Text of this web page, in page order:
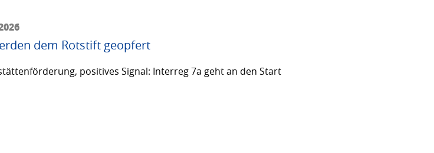
dem Rotstift geopfert
positives Signal: Interreg 7a geht an den Start